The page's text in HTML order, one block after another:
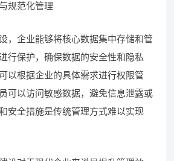
范化管理
企业能够将核心数据集中存储和管
行保护，确保数据的安全性和隐私
以根据企业的具体需求进行权限管
可以访问敏感数据，避免信息泄露或
安全措施是传统管理方式难以实现